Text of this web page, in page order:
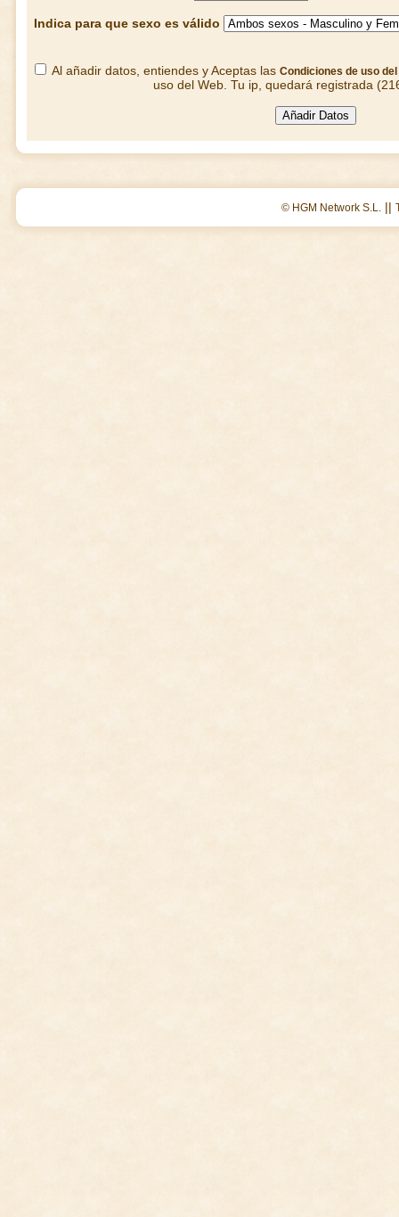
Indica para que sexo es válido
Al añadir datos, entiendes y Aceptas las Condiciones de uso del
uso del Web. Tu ip, quedará registrada
© HGM Network S.L. ||